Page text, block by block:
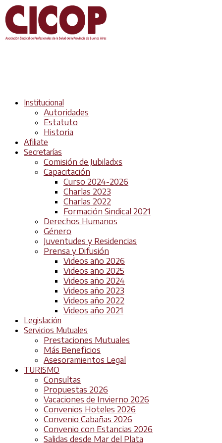
Institucional
Autoridades
Estatuto
Historia
Afiliate
Secretarías
Comisión de Jubiladxs
Capacitación
Curso 2024-2026
Charlas 2023
Charlas 2022
Formación Sindical 2021
Derechos Humanos
Género
Juventudes y Residencias
Prensa y Difusión
Videos año 2026
Videos año 2025
Videos año 2024
Videos año 2023
Videos año 2022
Videos año 2021
Legislación
Servicios Mutuales
Prestaciones Mutuales
Más Beneficios
Asesoramientos Legal
TURISMO
Consultas
Propuestas 2026
Vacaciones de Invierno 2026
Convenios Hoteles 2026
Convenio Cabañas 2026
Convenio con Estancias 2026
Salidas desde Mar del Plata